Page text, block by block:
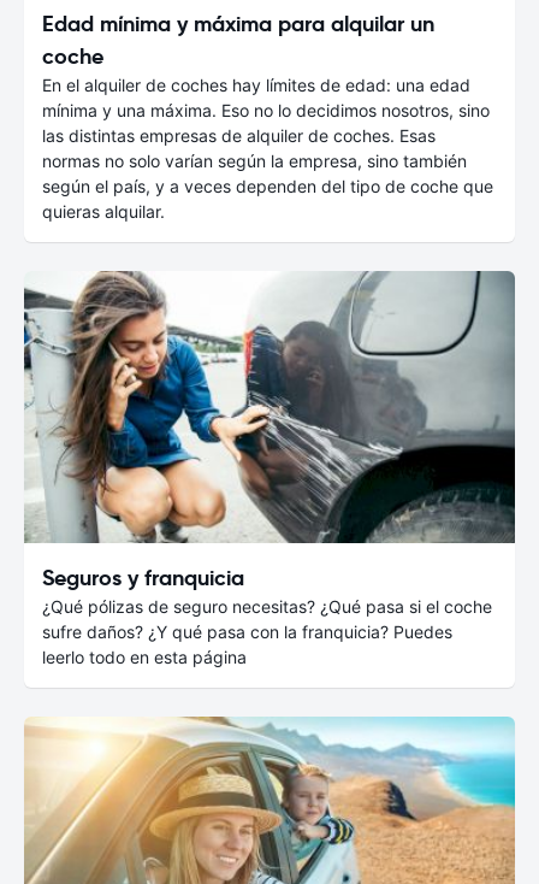
Edad mínima y máxima para alquilar un
coche
En el alquiler de coches hay límites de edad: una edad
mínima y una máxima. Eso no lo decidimos nosotros, sino
las distintas empresas de alquiler de coches. Esas
normas no solo varían según la empresa, sino también
según el país, y a veces dependen del tipo de coche que
quieras alquilar.
Seguros y franquicia
¿Qué pólizas de seguro necesitas? ¿Qué pasa si el coche
sufre daños? ¿Y qué pasa con la franquicia? Puedes
leerlo todo en esta página